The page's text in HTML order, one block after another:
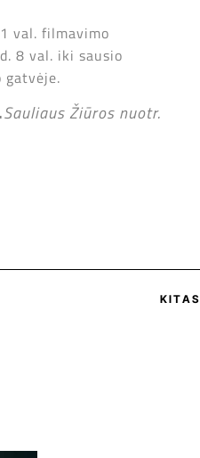
val. filmavimo
8 val. iki sausio
Sauliaus Žiūros nuotr.
KITAS